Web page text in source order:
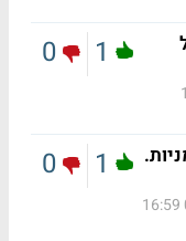
1
0
1
0